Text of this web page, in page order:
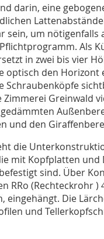
darin, eine
sein, um nötigenfalls
Als
in zwei bis vier
optisch den
Schraubenköpfe
Zimmerei Greinwald
und den
die
mit Kopfplatten und
sind. Über
RRo (Rechteckrohr
eingehängt. Die
und